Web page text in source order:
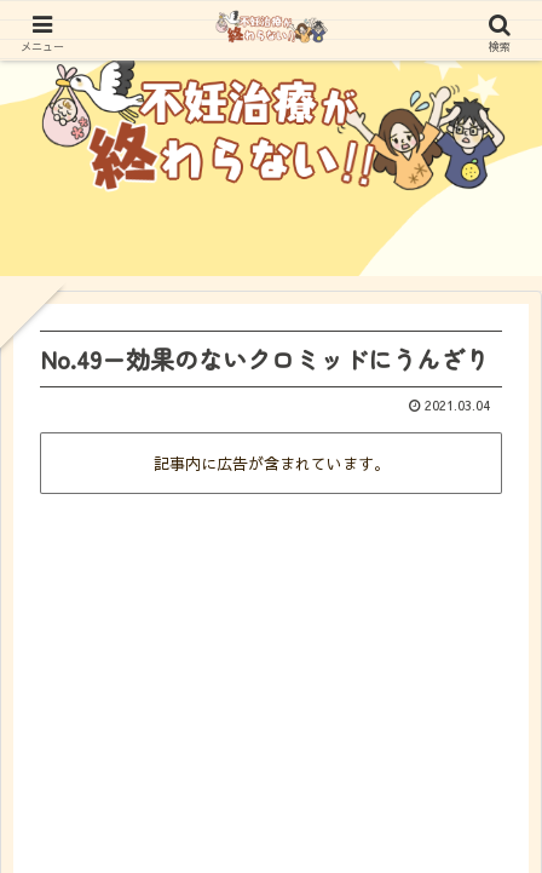
No.49ー効果のないクロミッドにうんざり
2021.03.04
記事内に広告が含まれています。
メニュー 検索